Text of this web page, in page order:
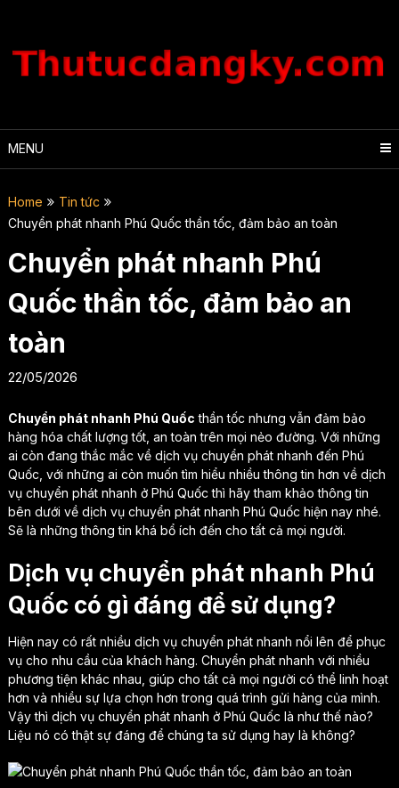
content
MENU
Home
Tin tức
Chuyển phát nhanh Phú Quốc thần tốc, đảm bảo an toàn
Chuyển phát nhanh Phú
Quốc thần tốc, đảm bảo an
toàn
22/05/2026
Chuyển phát nhanh Phú Quốc thần tốc nhưng vẫn đảm bảo
hàng hóa chất lượng tốt, an toàn trên mọi nẻo đường. Với những
ai còn đang thắc mắc về dịch vụ chuyển phát nhanh đến Phú
Quốc, với những ai còn muốn tìm hiểu nhiều thông tin hơn về dịch
vụ chuyển phát nhanh ở Phú Quốc thì hãy tham khảo thông tin
bên dưới về dịch vụ chuyển phát nhanh Phú Quốc hiện nay nhé.
Sẽ là những thông tin khá bổ ích đến cho tất cả mọi người.
Dịch vụ chuyển phát nhanh Phú
Quốc có gì đáng để sử dụng?
Hiện nay có rất nhiều dịch vụ chuyển phát nhanh nổi lên để phục
vụ cho nhu cầu của khách hàng. Chuyển phát nhanh với nhiều
phương tiện khác nhau, giúp cho tất cả mọi người có thể linh hoạt
hơn và nhiều sự lựa chọn hơn trong quá trình gửi hàng của mình.
Vậy thì dịch vụ chuyển phát nhanh ở Phú Quốc là như thế nào?
Liệu nó có thật sự đáng để chúng ta sử dụng hay là không?